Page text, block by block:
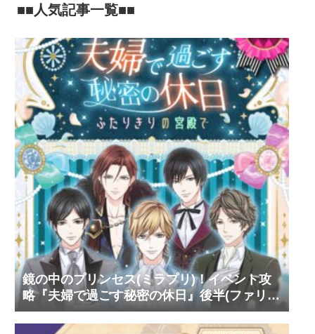
■■人気記事一覧■■
鏡の中のプリンセス(ミラプリ)！イベント攻
略『夫婦で過ごす秘密の休日』後半(ファリ
ス・ヴィンセント)